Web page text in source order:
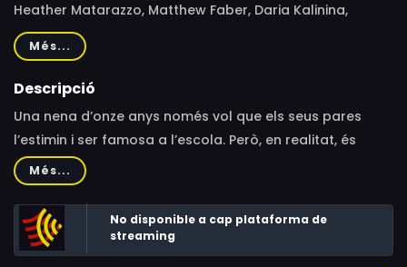
Heather Matarazzo, Matthew Faber, Daria Kalinina,
Brendan Sexton III, Eric Mabius, Will Lyman, Rica Martens,
Dimitri Iervolino, Stacey Moseley, Herbie Duarte, Telly
Pontidis, Christina Brucato, Victoria Davis, Zsanné Pitta,
Scott Coogan, Josiah Trager, Ken Leung, Elizabeth Martin,
Richard Gould, Beverly Hecht, Teddy Coluca, Tommy
McCarthy, James O'Donoghue, Deanna Barillari, Molly
Howe, Lorelei Mahoney
Més...
Descripció
Una nena d’onze anys només vol que els seus pares
l’estimin i ser famosa a l’escola. Però, en realitat, és
l'aneguet lleig i repel·lent que tothom apallissa
físicament i psicològica.
Més...
No disponible a cap plataforma de
streaming